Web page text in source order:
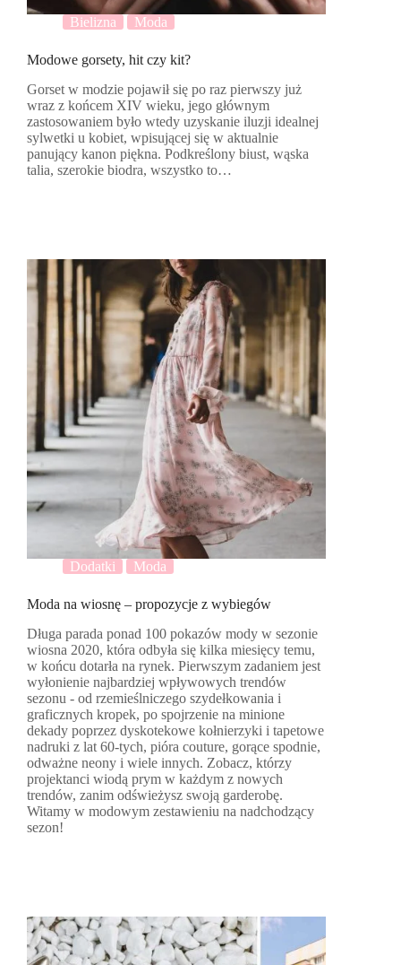
Bielizna Moda
Modowe gorsety, hit czy kit?
Gorset w modzie pojawił się po raz pierwszy już
wraz z końcem XIV wieku, jego głównym
zastosowaniem było wtedy uzyskanie iluzji idealnej
sylwetki u kobiet, wpisującej się w aktualnie
panujący kanon piękna. Podkreślony biust, wąska
talia, szerokie biodra, wszystko to…
Dodatki Moda
Moda na wiosnę – propozycje z wybiegów
Długa parada ponad 100 pokazów mody w sezonie
wiosna 2020, która odbyła się kilka miesięcy temu,
w końcu dotarła na rynek. Pierwszym zadaniem jest
wyłonienie najbardziej wpływowych trendów
sezonu - od rzemieślniczego szydełkowania i
graficznych kropek, po spojrzenie na minione
dekady poprzez dyskotekowe kołnierzyki i tapetowe
nadruki z lat 60-tych, pióra couture, gorące spodnie,
odważne neony i wiele innych. Zobacz, którzy
projektanci wiodą prym w każdym z nowych
trendów, zanim odświeżysz swoją garderobę.
Witamy w modowym zestawieniu na nadchodzący
sezon!